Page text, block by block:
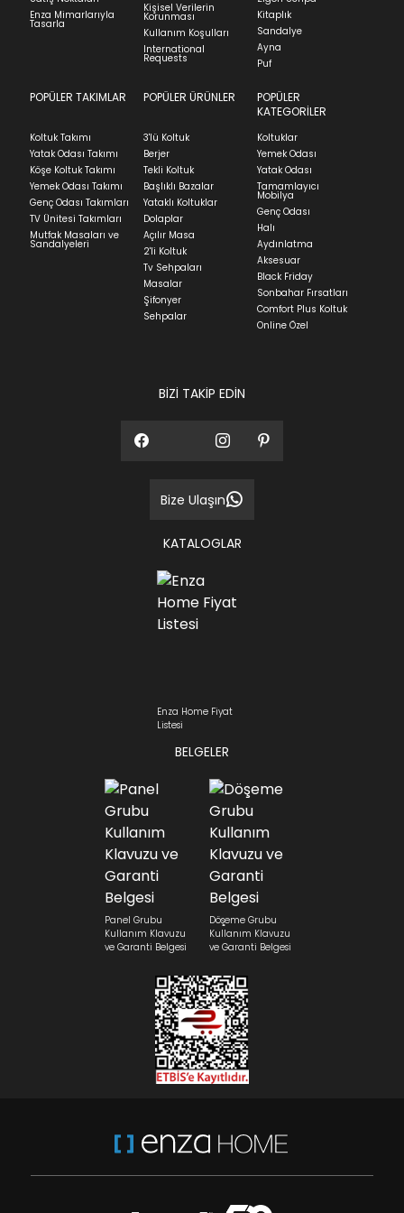
Stock moves super-fast. This look-up is an
indication of where stock might be available but
we can't guarantee it'll be there for long.
görmemiş, kurulumunun yapılmamış ve
kullanılmamış olması gerekmektedir.
İade ve Değişim bölümünü ziyaret ediniz.
Teslimat
Ev tekstili siparişlerinizin kargoya verilme süresi
ortalama 5-24 iş günüdür.
Yatak siparişlerinizin teslim süresi yaşadığınız şehre
ve ürünün stok durumuna göre ortalama 5-24 iş
günüdür.
Panel ve Döşeme grubu ürün siparişlerinizin teslim
süresi yaşadığınız şehre ve ürünün stok durumuna
göre ortalama 30-45 iş günüdür.
Siparişlerim bölümünden sürecinizi takip edebilirsiniz.
Sıkça Sorulan Sorularbölümünü ziyaret
Enza Mimarlarıyla
Tasarla
Kişisel Verilerin
Korunması
Kullanım Koşulları
International
Requests
Kitaplık
Sandalye
Ayna
Puf
POPÜLER TAKIMLAR
Koltuk Takımı
Yatak Odası Takımı
Köşe Koltuk Takımı
Yemek Odası Takımı
Genç Odası Takımları
TV Ünitesi Takımları
Mutfak Masaları ve
Sandalyeleri
POPÜLER ÜRÜNLER
3'lü Koltuk
Berjer
Tekli Koltuk
Başlıklı Bazalar
Yataklı Koltuklar
Dolaplar
Açılır Masa
2'li Koltuk
Tv Sehpaları
Masalar
Şifonyer
Sehpalar
POPÜLER
KATEGORİLER
Koltuklar
Yemek Odası
Yatak Odası
Tamamlayıcı
Mobilya
Genç Odası
Halı
Aydınlatma
Aksesuar
Black Friday
Sonbahar Fırsatları
Comfort Plus Koltuk
Online Özel
BİZİ TAKİP EDİN
Bize Ulaşın
KATALOGLAR
Enza Home Fiyat
Listesi
BELGELER
Panel Grubu
Kullanım Klavuzu
ve Garanti Belgesi
Döşeme Grubu
Kullanım Klavuzu
ve Garanti Belgesi